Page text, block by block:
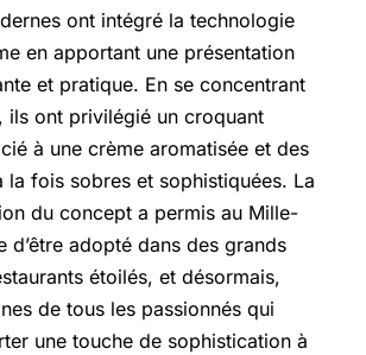
ont intégré la technologie
en apportant une présentation
et pratique. En se concentrant
ils ont privilégié un croquant
à une crème aromatisée et des
la fois sobres et sophistiquées. La
du concept a permis au Mille-
d’être adopté dans des grands
étoilés, et désormais,
de tous les passionnés qui
une touche de sophistication à